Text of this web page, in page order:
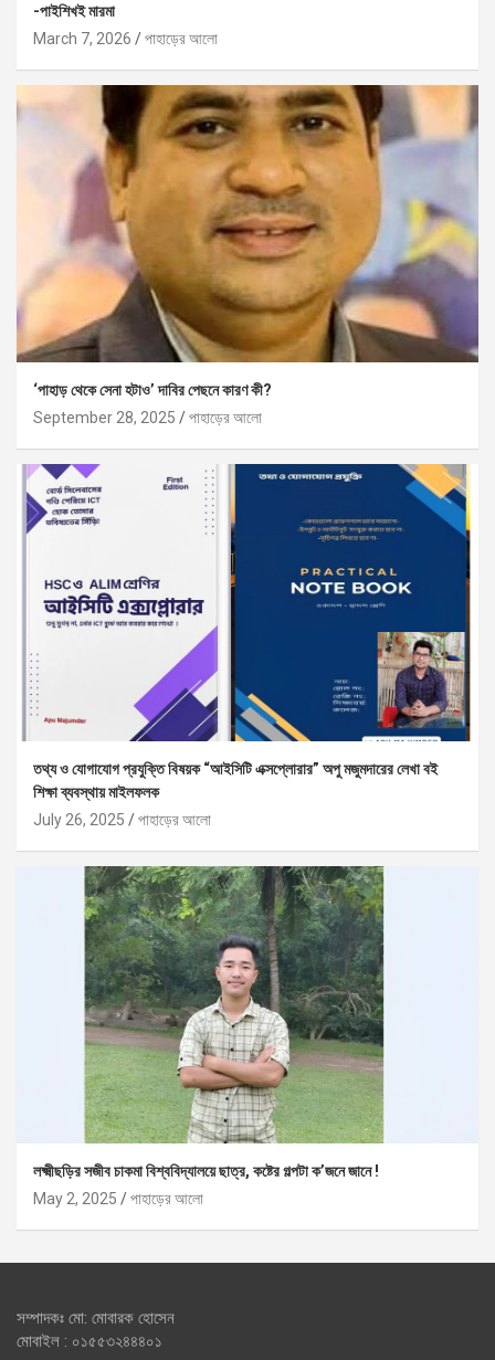
-পাইশিখই মারমা
March 7, 2026
পাহাড়ের আলো
‘পাহাড় থেকে সেনা হটাও’ দাবির পেছনে কারণ কী?
September 28, 2025
পাহাড়ের আলো
তথ্য ও যোগাযোগ প্রযুক্তি বিষয়ক “আইসিটি এক্সপ্লোরার” অপু মজুমদারের লেখা বই
শিক্ষা ব্যবস্থায় মাইলফলক
July 26, 2025
পাহাড়ের আলো
লক্ষ্মীছড়ির সজীব চাকমা বিশ্ববিদ্যালয়ে ছাত্র, কষ্টের গল্পটা ক’জনে জানে !
May 2, 2025
পাহাড়ের আলো
সম্পাদকঃ মো: মোবারক হোসেন
মোবাইল : ০১৫৫৩২৪৪৪০১